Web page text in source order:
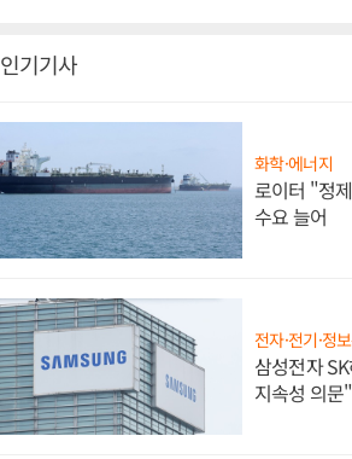
인기기사
화학·에너지
로이터 "정
수요 늘어
전자·전기·정
삼성전자
지속성 의문"